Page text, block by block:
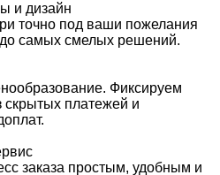
и дизайн
точно под ваши пожелания
самых смелых решений.
Фиксируем
скрытых платежей и
заказа простым, удобным и